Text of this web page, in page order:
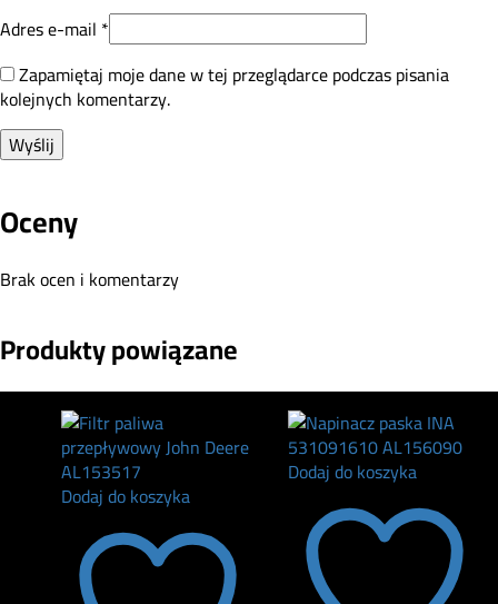
Adres e-mail *
Zapamiętaj moje dane w tej przeglądarce podczas pisania
kolejnych komentarzy.
Oceny
Brak ocen i komentarzy
Produkty powiązane
Dodaj do koszyka
Dodaj do koszyka